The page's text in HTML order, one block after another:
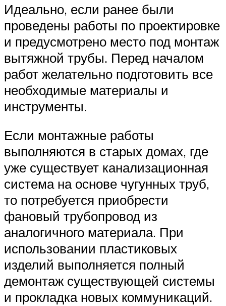
Идеально, если ранее были
проведены работы по проектировке
и предусмотрено место под монтаж
вытяжной трубы. Перед началом
работ желательно подготовить все
необходимые материалы и
инструменты.
Если монтажные работы
выполняются в старых домах, где
уже существует канализационная
система на основе чугунных труб,
то потребуется приобрести
фановый трубопровод из
аналогичного материала. При
использовании пластиковых
изделий выполняется полный
демонтаж существующей системы
и прокладка новых коммуникаций.